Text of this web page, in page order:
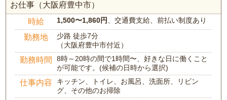
お仕事（大阪府豊中市）
時給 1,500〜1,860円、交通費支給、前払い制度あり
勤務地
少路 徒歩7分
（大阪府豊中市付近）
勤務時間
8時～20時の間で1時間〜、好きな日に働くこと
が可能です。(候補の日時から選択)
仕事内容
キッチン、トイレ、お風呂、洗面所、リビン
グ、その他のお掃除